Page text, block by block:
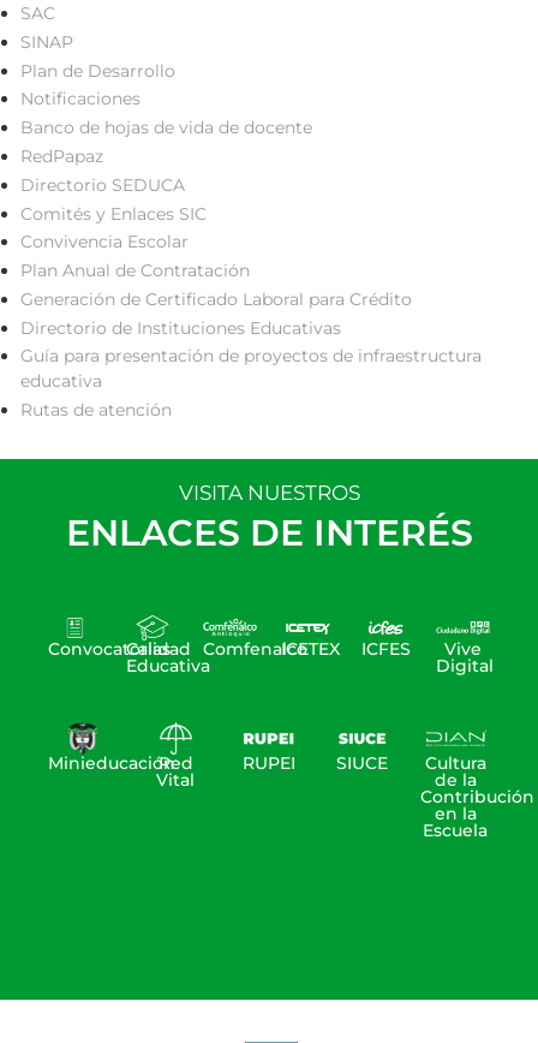
SAC
SINAP
Plan de Desarrollo
Notificaciones
Banco de hojas de vida de docente
RedPapaz
Directorio SEDUCA
Comités y Enlaces SIC
Convivencia Escolar
Plan Anual de Contratación
Generación de Certificado Laboral para Crédito
Directorio de Instituciones Educativas
Guía para presentación de proyectos de infraestructura
educativa
Rutas de atención
VISITA NUESTROS
ENLACES DE INTERÉS
Convocatorias
Calidad
Educativa
ComfenalcoICETEX ICFES Vive
Digital
MinieducaciónRed
Vital
RUPEI SIUCE Cultura
de la
Contribución
en la
Escuela